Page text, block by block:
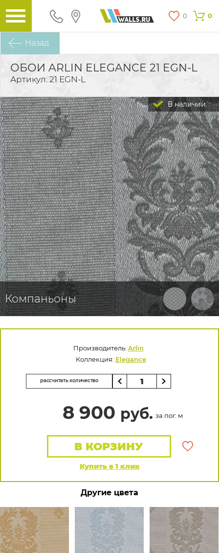
0 0
Назад
ОБОИ ARLIN ELEGANCE 21 EGN-L
Артикул: 21 EGN-L
В наличии
Компаньоны
Производитель: Arlin
Коллекция: Elegance
рассчитать количество
8 900 руб. за пог. м
Купить в 1 клик
В КОРЗИНУ
Другие цвета